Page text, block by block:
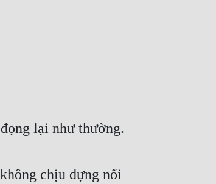
lại như thường.
chịu đựng nổi